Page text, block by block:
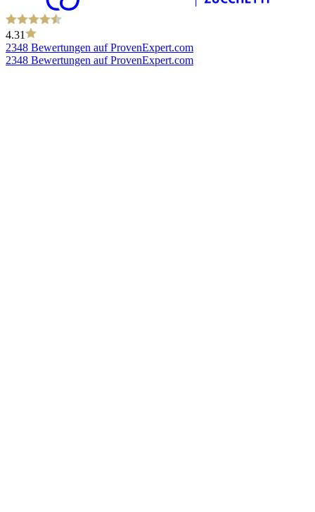
4.31
2348 Bewertungen auf ProvenExpert.com
2348 Bewertungen auf ProvenExpert.com